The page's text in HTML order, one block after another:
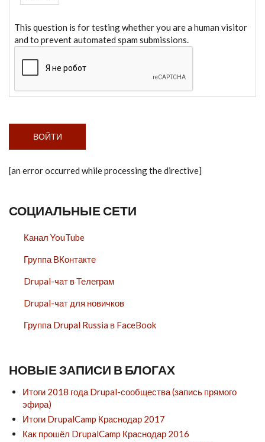
This question is for testing whether you are a human visitor
and to prevent automated spam submissions.
[an error occurred while processing the directive]
СОЦИАЛЬНЫЕ СЕТИ
Канал YouTube
Группа ВКонтакте
Drupal-чат в Телеграм
Drupal-чат для новичков
Группа Drupal Russia в FaceBook
НОВЫЕ ЗАПИСИ В БЛОГАХ
Итоги 2018 года Drupal-сообщества (запись прямого
эфира)
Итоги DrupalCamp Краснодар 2017
Как прошёл DrupalCamp Краснодар 2016